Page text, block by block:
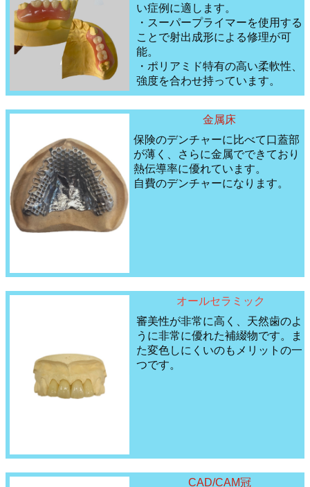
い症例に適します。
・スーパープライマーを使用する
ことで射出成形による修理が可
能。
・ポリアミド特有の高い柔軟性、
強度を合わせ持っています。
金属床
保険のデンチャーに比べて口蓋部
が薄く、さらに金属でできており
熱伝導率に優れています。
自費のデンチャーになります。
オールセラミック
審美性が非常に高く、天然歯のよ
うに非常に優れた補綴物です。ま
た変色しにくいのもメリットの一
つです。
CAD/CAM冠